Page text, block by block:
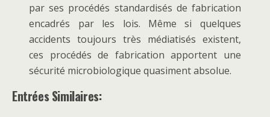
par ses procédés standardisés de fabrication
encadrés par les lois. Même si quelques
accidents toujours très médiatisés existent,
ces procédés de fabrication apportent une
sécurité microbiologique quasiment absolue.
Entrées Similaires: